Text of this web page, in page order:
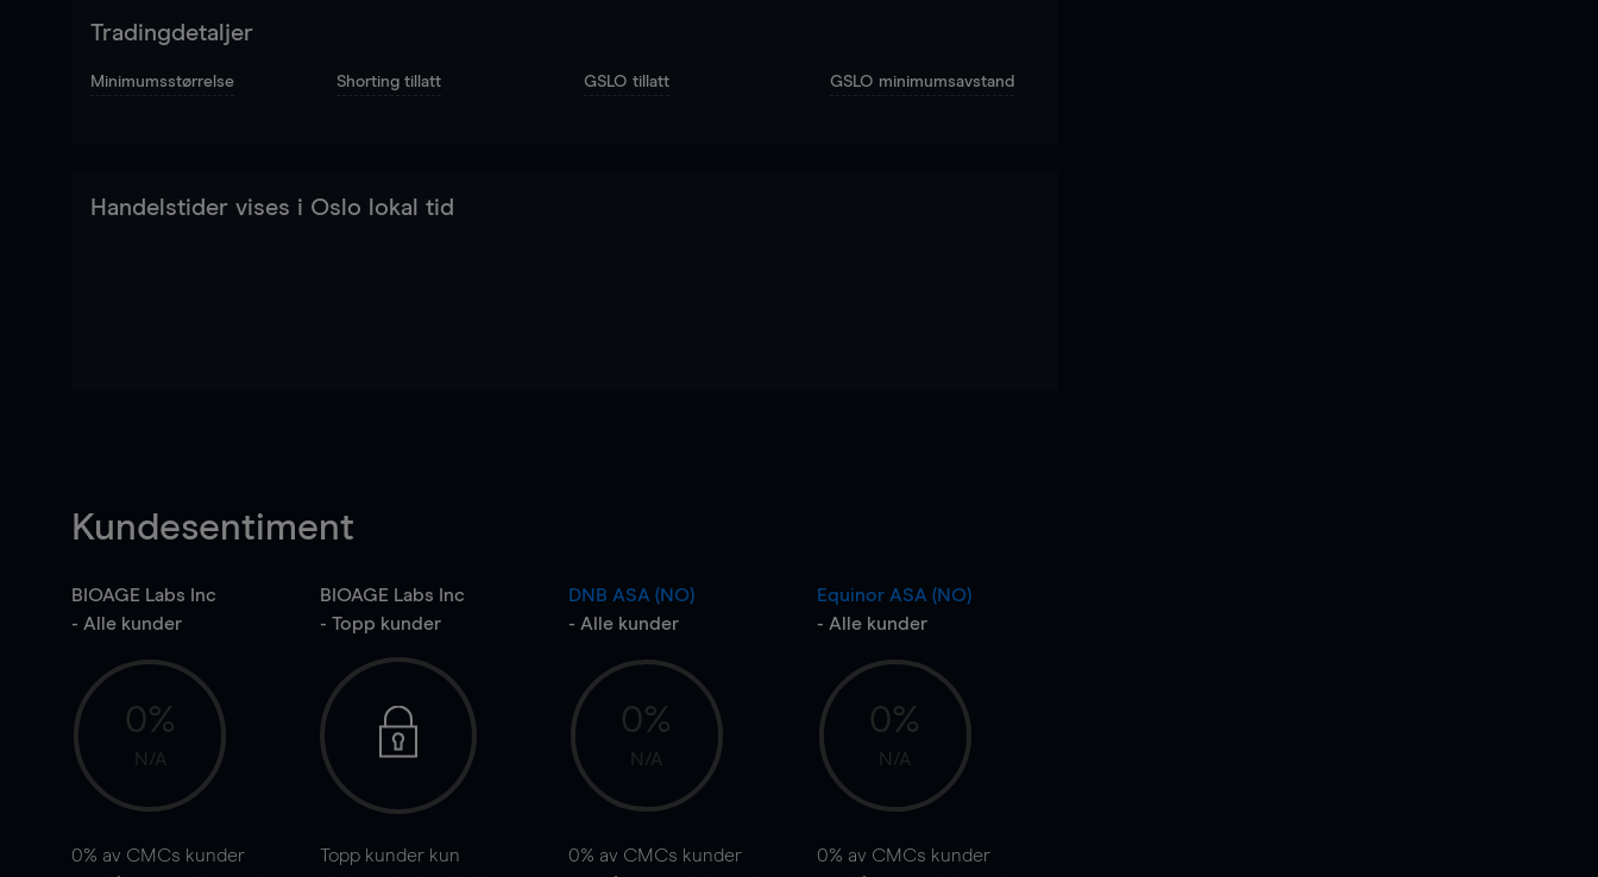
Tradingdetaljer
Minimumsstørrelse Shorting tillatt GSLO tillatt GSLO minimumsavstand
Handelstider vises i Oslo lokal tid
Kundesentiment
BIOAGE Labs Inc
- Alle kunder
0%
N/A
0% av CMCs kunder
BIOAGE Labs Inc
- Topp kunder
Topp kunder kun
DNB ASA (NO)
- Alle kunder
0%
N/A
0% av CMCs kunder
Equinor ASA (NO)
- Alle kunder
0%
N/A
0% av CMCs kunder